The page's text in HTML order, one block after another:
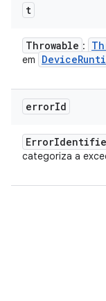
t
Throwable :
em
Device
errorId
Error
categoriza a